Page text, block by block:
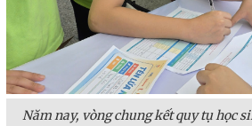
Năm nay, vòng chung kết quy tụ học